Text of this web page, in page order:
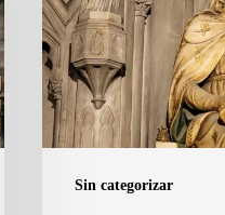
Sin categorizar
Lunes
de
Pascua.
Nuestra
Señora